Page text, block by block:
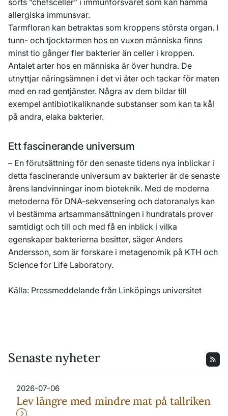
sorts ”chefsceller” i immunförsvaret som kan hämma
allergiska immunsvar.
Tarmfloran kan betraktas som kroppens största organ. I
tunn- och tjocktarmen hos en vuxen människa finns
minst tio gånger fler bakterier än celler i kroppen.
Antalet arter hos en människa är över hundra. De
utnyttjar näringsämnen i det vi äter och tackar för maten
med en rad gentjänster. Några av dem bildar till
exempel antibiotikaliknande substanser som kan ta kål
på andra, elaka bakterier.
Ett fascinerande universum
– En förutsättning för den senaste tidens nya inblickar i
detta fascinerande universum av bakterier är de senaste
årens landvinningar inom bioteknik. Med de moderna
metoderna för DNA-sekvensering och datoranalys kan
vi bestämma artsammansättningen i hundratals prover
samtidigt och till och med få en inblick i vilka
egenskaper bakterierna besitter, säger Anders
Andersson, som är forskare i metagenomik på KTH och
Science for Life Laboratory.
Källa: Pressmeddelande från Linköpings universitet
Senaste nyheter
2026-07-06
Lev längre med mindre mat på tallriken